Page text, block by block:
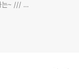
는~ /// 고
老巨